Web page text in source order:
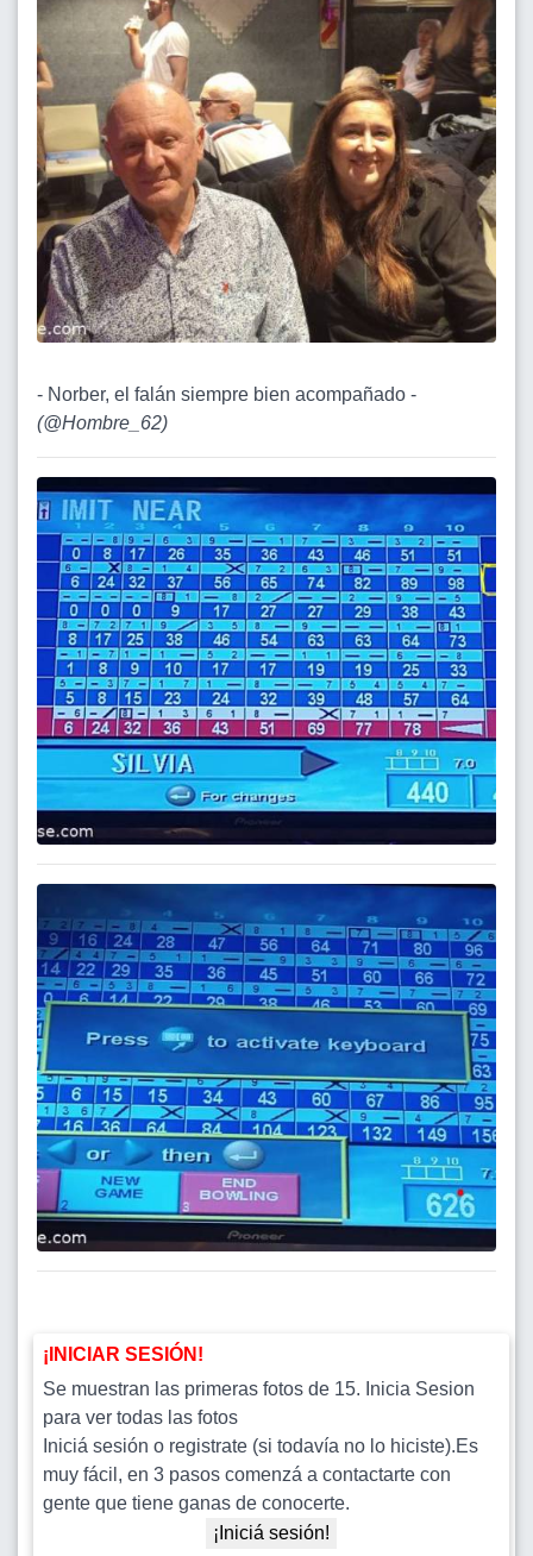
- Norber, el falán siempre bien acompañado -
(@Hombre_62)
¡INICIAR SESIÓN!
Se muestran las primeras fotos de 15. Inicia Sesion
para ver todas las fotos
Iniciá sesión o registrate (si todavía no lo hiciste).Es
muy fácil, en 3 pasos comenzá a contactarte con
gente que tiene ganas de conocerte.
¡Iniciá sesión!